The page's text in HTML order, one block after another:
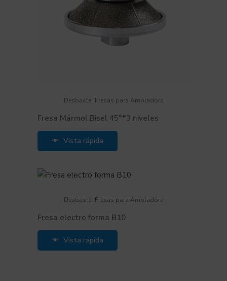
Desbaste, Fresas para Amoladora
Fresa Mármol Bisel 45°*3 niveles
Vista rápida
Desbaste, Fresas para Amoladora
Fresa electro forma B10
Vista rápida